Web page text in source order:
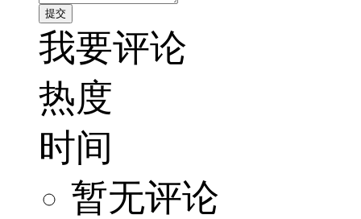
我要评论
热度
时间
暂无评论